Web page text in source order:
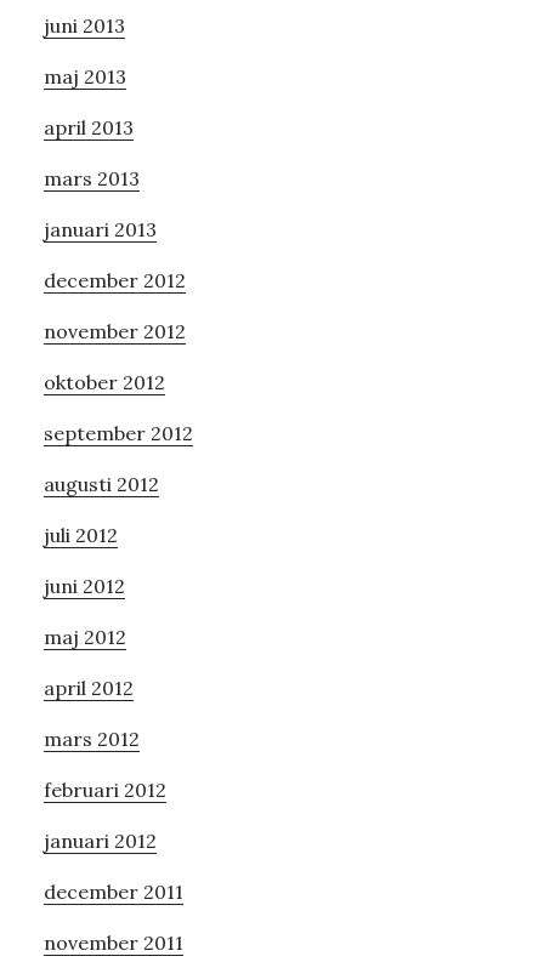
juni 2013
maj 2013
april 2013
mars 2013
januari 2013
december 2012
november 2012
oktober 2012
september 2012
augusti 2012
juli 2012
juni 2012
maj 2012
april 2012
mars 2012
februari 2012
januari 2012
december 2011
november 2011